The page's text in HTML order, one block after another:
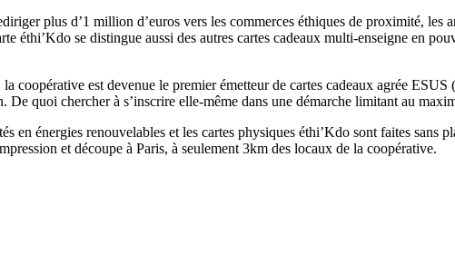
plus d’1 million d’euros vers les commerces éthiques de proximité, les
éthi’Kdo se distingue aussi des autres cartes cadeaux multi-enseigne en
coopérative est devenue le premier émetteur de cartes cadeaux agrée
quoi chercher à s’inscrire elle-même dans une démarche limitant au
en énergies renouvelables et les cartes physiques éthi’Kdo sont faites sans
et découpe à Paris, à seulement 3km des locaux de la coopérative.